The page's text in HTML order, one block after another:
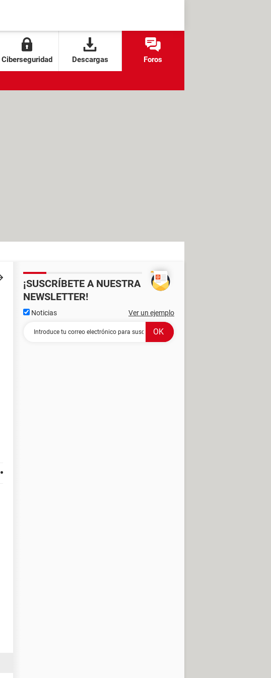
Ciberseguridad Descargas Foros
¡SUSCRÍBETE A NUESTRA
NEWSLETTER!
Noticias Ver un ejemplo